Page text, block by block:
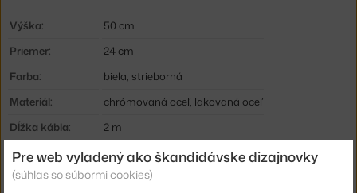
Výška:
50 cm
Priemer:
24 cm
Farba:
biela, strieborná
Materiál:
chrómovaná oceľ, lakovaná oceľ
Dĺžka kábla:
2 m
Krytie:
IP20
Hlavný materiál:
kov
Pre web vyladený ako škandidávske dizajnovky
(súhlas so súbormi cookies)